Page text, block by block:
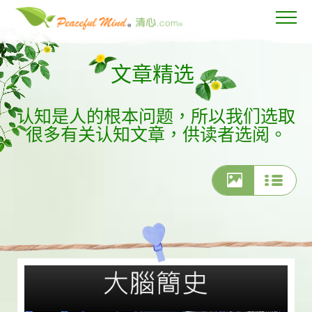
文章精选
认知是人的根本问题，所以我们选取
很多有关认知文章，供读者选阅。